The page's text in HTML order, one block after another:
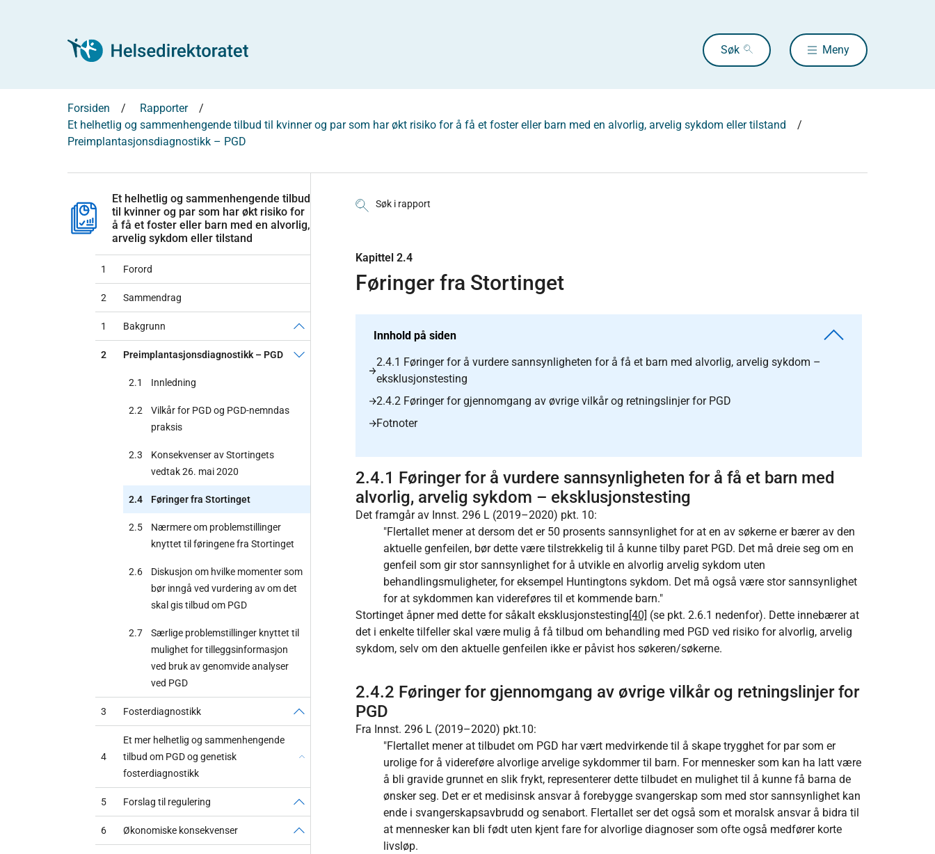
Søk Meny
Forsiden
Rapporter
Et helhetlig og sammenhengende tilbud til kvinner og par som har økt risiko for å få et foster eller barn med en alvorlig, arvelig sykdom eller tilstand
Preimplantasjonsdiagnostikk – PGD
Et helhetlig og sammenhengende tilbud
til kvinner og par som har økt risiko for
å få et foster eller barn med en alvorlig,
arvelig sykdom eller tilstand
1 Forord
2 Sammendrag
1 Bakgrunn
2 Preimplantasjonsdiagnostikk – PGD
2.1 Innledning
2.2
Vilkår for PGD og PGD-nemndas
praksis
2.3
Konsekvenser av Stortingets
vedtak 26. mai 2020
2.4 Føringer fra Stortinget
2.5
Nærmere om problemstillinger
knyttet til føringene fra Stortinget
2.6
Diskusjon om hvilke momenter som
bør inngå ved vurdering av om det
skal gis tilbud om PGD
2.7
Særlige problemstillinger knyttet til
mulighet for tilleggsinformasjon
ved bruk av genomvide analyser
ved PGD
3 Fosterdiagnostikk
4
Et mer helhetlig og sammenhengende
tilbud om PGD og genetisk
fosterdiagnostikk
5 Forslag til regulering
6 Økonomiske konsekvenser
Søk i rapport
Kapittel 2.4
Føringer fra Stortinget
Innhold på siden
2.4.1 Føringer for å vurdere sannsynligheten for å få et barn med alvorlig, arvelig sykdom –
eksklusjonstesting
2.4.2 Føringer for gjennomgang av øvrige vilkår og retningslinjer for PGD
Fotnoter
2.4.1 Føringer for å vurdere sannsynligheten for å få et barn med
alvorlig, arvelig sykdom – eksklusjonstesting
Det framgår av Innst. 296 L (2019–2020) pkt. 10:
"Flertallet mener at dersom det er 50 prosents sannsynlighet for at en av søkerne er bærer av den
aktuelle genfeilen, bør dette være tilstrekkelig til å kunne tilby paret PGD. Det må dreie seg om en
genfeil som gir stor sannsynlighet for å utvikle en alvorlig arvelig sykdom uten
behandlingsmuligheter, for eksempel Huntingtons sykdom. Det må også være stor sannsynlighet
for at sykdommen kan videreføres til et kommende barn."
Stortinget åpner med dette for såkalt eksklusjonstesting [40] (se pkt. 2.6.1 nedenfor). Dette innebærer at
det i enkelte tilfeller skal være mulig å få tilbud om behandling med PGD ved risiko for alvorlig, arvelig
sykdom, selv om den aktuelle genfeilen ikke er påvist hos søkeren/søkerne.
2.4.2 Føringer for gjennomgang av øvrige vilkår og retningslinjer for
PGD
Fra Innst. 296 L (2019–2020) pkt.10:
"Flertallet mener at tilbudet om PGD har vært medvirkende til å skape trygghet for par som er
urolige for å videreføre alvorlige arvelige sykdommer til barn. For mennesker som kan ha latt være
å bli gravide grunnet en slik frykt, representerer dette tilbudet en mulighet til å kunne få barna de
ønsker seg. Det er et medisinsk ansvar å forebygge svangerskap som med stor sannsynlighet kan
ende i svangerskapsavbrudd og senabort. Flertallet ser det også som et moralsk ansvar å bidra til
at mennesker kan bli født uten kjent fare for alvorlige diagnoser som ofte også medfører korte
livsløp.